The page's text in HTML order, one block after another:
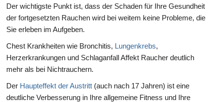
Der wichtigste Punkt ist, dass der Schaden für Ihre Gesundheit
der fortgesetzten Rauchen wird bei weitem keine Probleme, die
Sie erleben im Aufgeben.
Chest Krankheiten wie Bronchitis, Lungenkrebs,
Herzerkrankungen und Schlaganfall Affekt Raucher deutlich
mehr als bei Nichtrauchern.
Der Haupteffekt der Austritt (auch nach 17 Jahren) ist eine
deutliche Verbesserung in Ihre allgemeine Fitness und Ihre